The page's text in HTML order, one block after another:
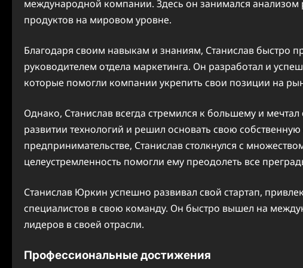
международной компании. Здесь он занимался анализом
продуктов на мировом уровне.
Благодаря своим навыкам и знаниям, Станислав быстро
руководителем отдела маркетинга. Он разработал и
которые помогли компании укрепить свои позиции на
Однако, Станислав всегда стремился к большему и
развитии технологий и решил основать свою
предпринимательстве, Станислав столкнулся с
целеустремленность помогли ему преодолеть все
Станислав Юркин успешно развивал свой стартап,
специалистов в свою команду. Он быстро вышел на
лидеров в своей отрасли.
Профессиональные достижения